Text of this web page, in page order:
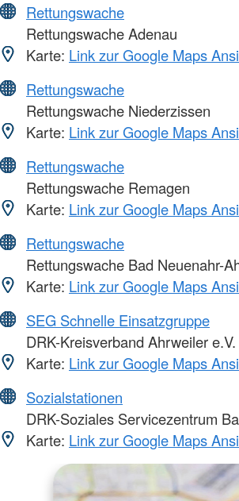
Rettungswache
Rettungswache Adenau
Karte: Link zur Google Maps
Rettungswache
Rettungswache Niederzissen
Karte: Link zur Google Maps
Rettungswache
Rettungswache Remagen
Karte: Link zur Google Maps
Rettungswache
Rettungswache Bad Neuenahr-
Karte: Link zur Google Maps
SEG Schnelle Einsatzgruppe
DRK-Kreisverband Ahrweiler
Karte: Link zur Google Maps
Sozialstationen
DRK-Soziales Servicezentrum
Karte: Link zur Google Maps